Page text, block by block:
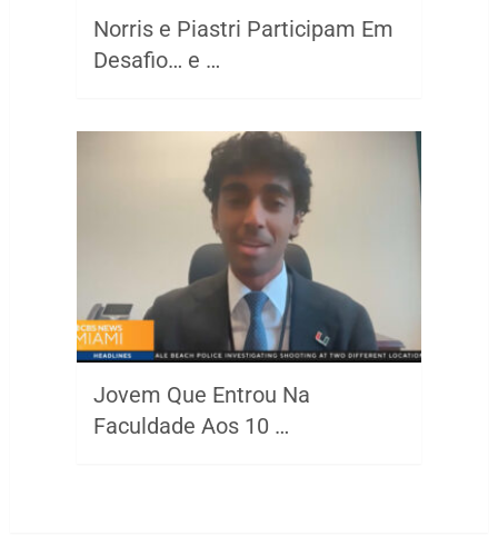
Norris e Piastri Participam Em
Desafio… e …
Jovem Que Entrou Na
Faculdade Aos 10 …